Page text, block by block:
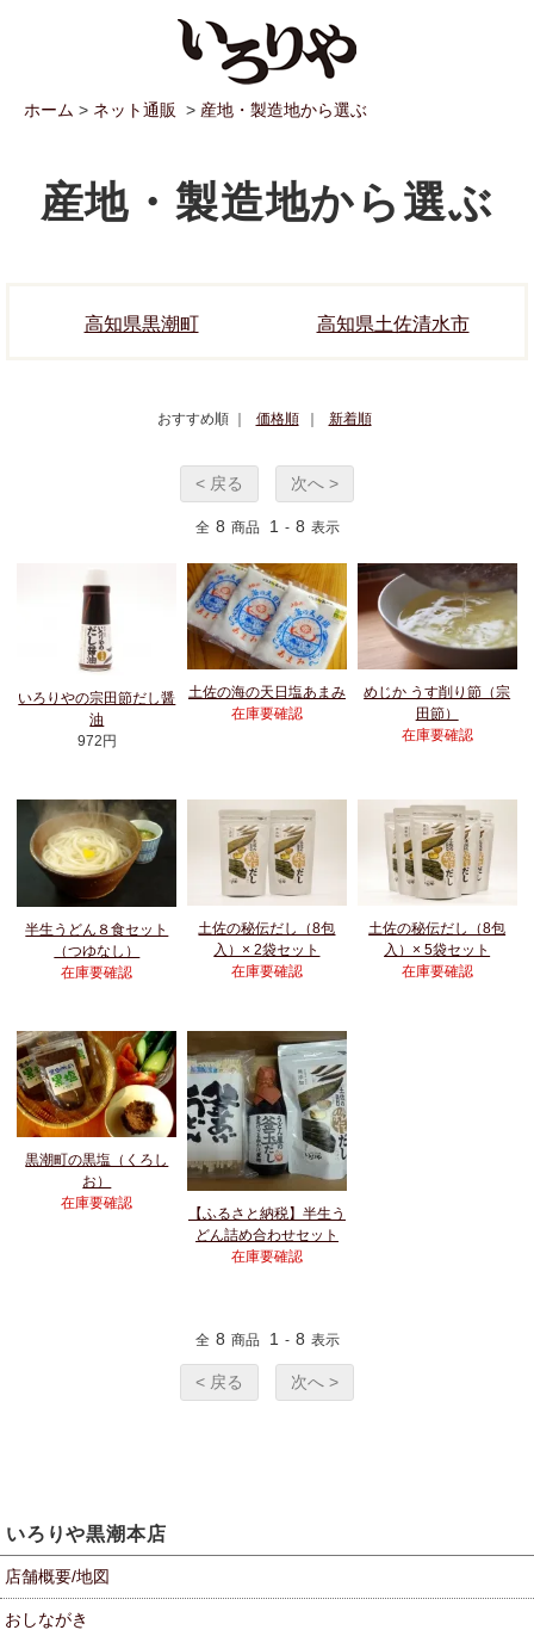
ホーム > ネット通販 > 産地・製造地から選ぶ
産地・製造地から選ぶ
高知県黒潮町 高知県土佐清水市
おすすめ順 ｜ 価格順 新着順
< 戻る 次へ >
全 8 商品 1 - 8 表示
いろりやの宗田節だし醤
油
972円
土佐の海の天日塩あまみ
在庫要確認
めじか うす削り節（宗
田節）
在庫要確認
半生うどん８食セット
（つゆなし）
在庫要確認
土佐の秘伝だし（8包
入）× 2袋セット
在庫要確認
土佐の秘伝だし（8包
入）× 5袋セット
在庫要確認
黒潮町の黒塩（くろし
お）
在庫要確認
【ふるさと納税】半生う
どん詰め合わせセット
在庫要確認
全 8 商品 1 - 8 表示
< 戻る 次へ >
いろりや黒潮本店
店舗概要/地図
おしながき